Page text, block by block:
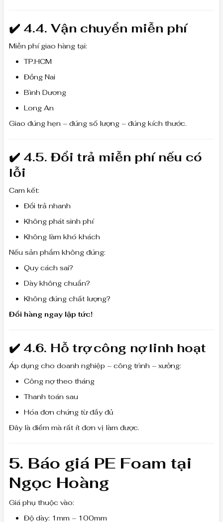
✔️ 4.4. Vận chuyển miễn phí
Miễn phí giao hàng tại:
TP.HCM
Đồng Nai
Bình Dương
Long An
Giao đúng hẹn – đúng số lượng – đúng kích thước.
✔️ 4.5. Đổi trả miễn phí nếu có
lỗi
Cam kết:
Đổi trả nhanh
Không phát sinh phí
Không làm khó khách
Nếu sản phẩm không đúng:
Quy cách sai?
Dày không chuẩn?
Không đúng chất lượng?
Đổi hàng ngay lập tức!
✔️ 4.6. Hỗ trợ công nợ linh hoạt
Áp dụng cho doanh nghiệp – công trình – xưởng:
Công nợ theo tháng
Thanh toán sau
Hóa đơn chứng từ đầy đủ
Đây là điểm mà rất ít đơn vị làm được.
5. Báo giá PE Foam tại
Ngọc Hoàng
Giá phụ thuộc vào:
Độ dày: 1mm – 100mm